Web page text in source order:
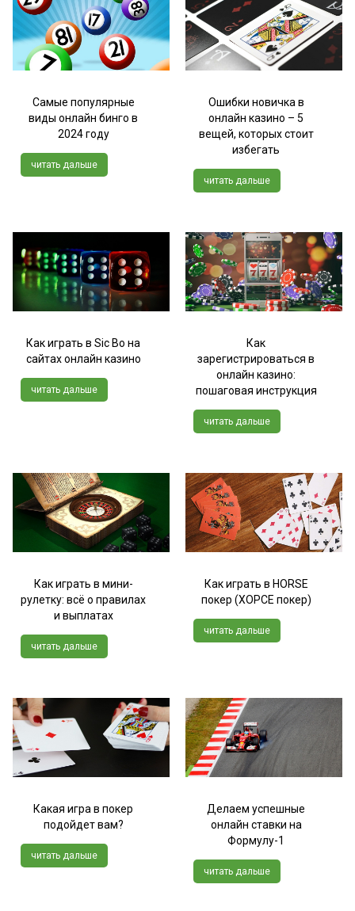
Самые популярные
виды онлайн бинго в
2024 году
читать дальше
Ошибки новичка в
онлайн казино – 5
вещей, которых стоит
избегать
читать дальше
Как играть в Sic Bo на
сайтах онлайн казино
читать дальше
Как
зарегистрироваться в
онлайн казино:
пошаговая инструкция
читать дальше
Как играть в мини-
рулетку: всё о правилах
и выплатах
читать дальше
Как играть в HORSE
покер (ХОРСЕ покер)
читать дальше
Какая игра в покер
подойдет вам?
читать дальше
Делаем успешные
онлайн ставки на
Формулу-1
читать дальше